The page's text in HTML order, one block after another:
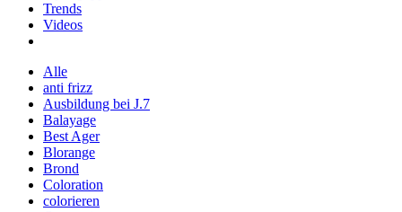
Trends
Videos
Alle
anti frizz
Ausbildung bei J.7
Balayage
Best Ager
Blorange
Brond
Coloration
colorieren